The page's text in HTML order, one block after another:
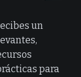
un
para